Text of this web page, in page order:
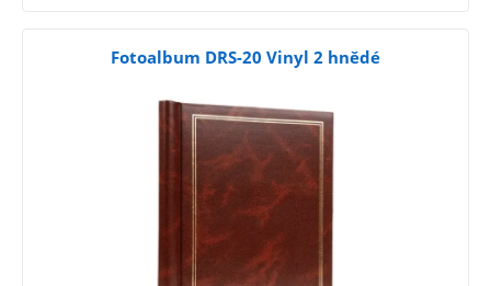
Fotoalbum DRS-20 Vinyl 2 hnědé